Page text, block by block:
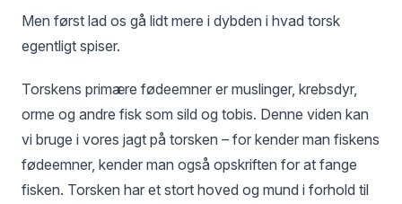
Men først lad os gå lidt mere i dybden i hvad torsk
egentligt spiser.
Torskens primære fødeemner er muslinger, krebsdyr,
orme og andre fisk som sild og tobis. Denne viden kan
vi bruge i vores jagt på torsken – for kender man fiskens
fødeemner, kender man også opskriften for at fange
fisken. Torsken har et stort hoved og mund i forhold til